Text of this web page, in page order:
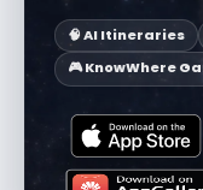
🧠 AI Itineraries
🎮 KnowWhere